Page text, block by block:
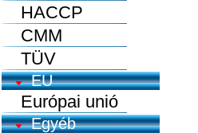
HACCP
CMM
TÜV
EU
Európai unió
Egyéb